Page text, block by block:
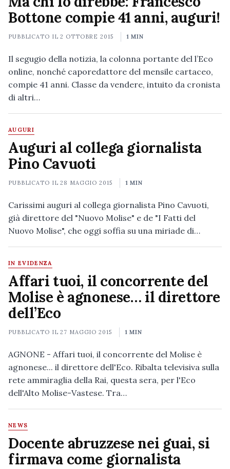
Bottone compie 41 anni, auguri!
PUBBLICATO IL2 OTTOBRE 2015 1 MIN
Il segugio della notizia, la colonna portante del l’Eco
online, nonché caporedattore del mensile cartaceo,
compie 41 anni. Classe da vendere, intuito da cronista
di altri…
AUGURI
Auguri al collega giornalista
Pino Cavuoti
PUBBLICATO IL28 MAGGIO 2015 1 MIN
Carissimi auguri al collega giornalista Pino Cavuoti,
già direttore del "Nuovo Molise" e de "I Fatti del
Nuovo Molise", che oggi soffia su una miriade di…
IN EVIDENZA
Affari tuoi, il concorrente del
Molise è agnonese… il direttore
dell’Eco
PUBBLICATO IL27 MAGGIO 2015 1 MIN
AGNONE - Affari tuoi, il concorrente del Molise è
agnonese... il direttore dell'Eco. Ribalta televisiva sulla
rete ammiraglia della Rai, questa sera, per l'Eco
dell'Alto Molise-Vastese. Tra…
NEWS
Docente abruzzese nei guai, si
firmava come giornalista